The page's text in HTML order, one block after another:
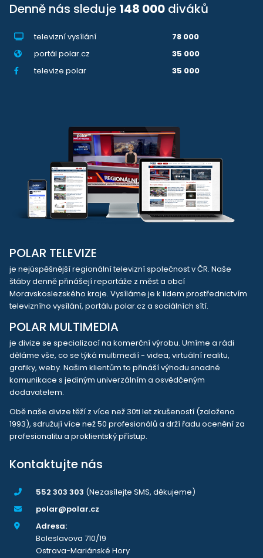
Denně nás sleduje 148 000 diváků
televizní vysílání
78 000
portál polar.cz
35 000
televize.polar
35 000
POLAR TELEVIZE
je nejúspěšnější regionální televizní společnost v ČR. Naše
štáby denně přinášejí reportáže z měst a obcí
Moravskoslezského kraje. Vysíláme je k lidem prostřednictvím
televizního vysílání, portálu polar.cz a sociálních sítí.
POLAR MULTIMEDIA
je divize se specializací na komerční výrobu. Umíme a rádi
děláme vše, co se týká multimedií - videa, virtuální realitu,
grafiky, weby. Našim klientům to přináší výhodu snadné
komunikace s jediným univerzálním a osvědčeným
dodavatelem.
Obě naše divize těží z více než 30ti let zkušeností (založeno
1993), sdružují více než 50 profesionálů a drží řadu ocenění za
profesionalitu a proklientský přístup.
Kontaktujte nás
552 303 303 (Nezasílejte SMS, děkujeme)
polar@polar.cz
Adresa:
Boleslavova 710/19
Ostrava-Mariánské Hory